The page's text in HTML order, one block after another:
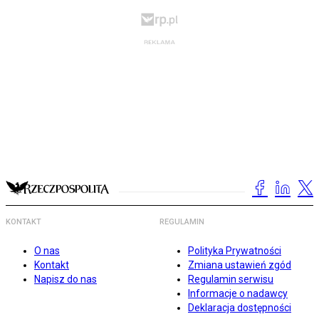
KONTAKT
O nas
Kontakt
Napisz do nas
REGULAMIN
Polityka Prywatności
Zmiana ustawień zgód
Regulamin serwisu
Informacje o nadawcy
Deklaracja dostępności